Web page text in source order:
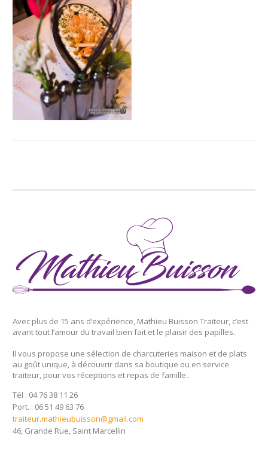
Avec plus de 15 ans d’expérience, Mathieu Buisson Traiteur, c’est
avant tout l’amour du travail bien fait et le plaisir des papilles.
Il vous propose une sélection de charcuteries maison et de plats
au goût unique, à découvrir dans sa boutique ou en service
traiteur, pour vos réceptions et repas de famille..
Tél : 04 76 38 11 26
Port. : 06 51 49 63 76
traiteur.mathieubuisson@gmail.com
46, Grande Rue, Saint Marcellin